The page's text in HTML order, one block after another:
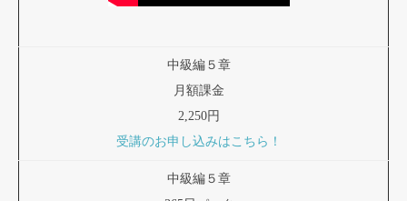
中級編５章
月額課金
2,250円
受講のお申し込みはこちら！
中級編５章